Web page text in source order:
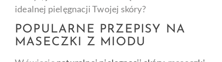
idealnej pielęgnacji Twojej skóry?
POPULARNE PRZEPISY NA
MASECZKI Z MIODU